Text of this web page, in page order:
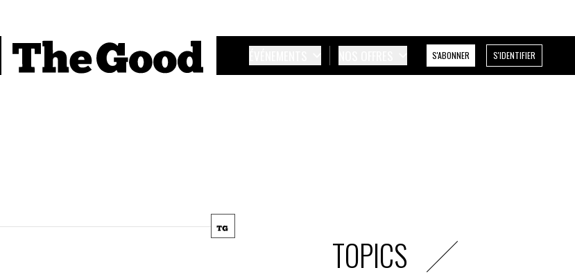
S'ABONNER S'IDENTIFIER
TOPICS